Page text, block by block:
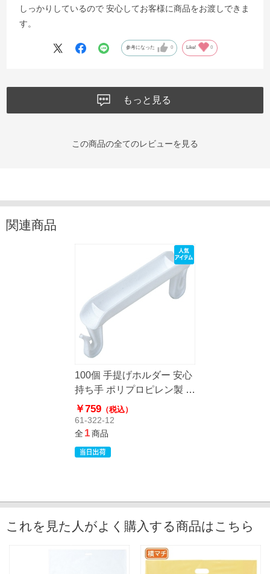
しっかりしているので 安心してお客様に商品をお渡しできま
す。
参考になった 0 Like! 0
もっと見る
この商品の全てのレビューを見る
関連商品
100個 手提げホルダー 安心
持ち手 ポリプロピレン製 ホ
ワイト
￥759（税込）
61-322-12
全1商品
これを見た人がよく購入する商品はこちら